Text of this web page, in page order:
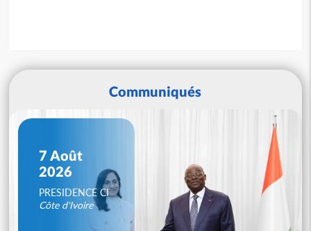
Communiqués
7 Août
2026
PRESIDENCE CI
Côte d'Ivoire